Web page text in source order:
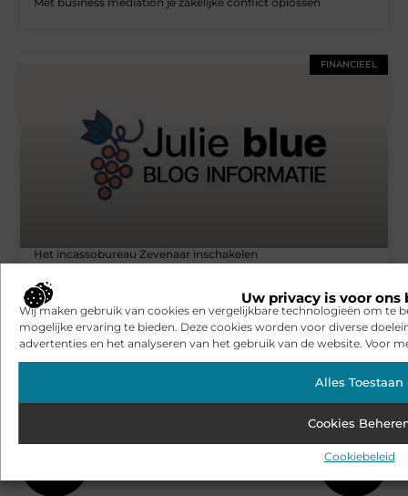
Uw privacy is voor
Wij maken gebruik van cookies en vergelijkbare technologieën om te
mogelijke ervaring te bieden. Deze cookies worden voor diverse
advertenties en het analyseren van het gebruik van de website. Voor
Alles Toestaan
Cookies
Cookiebeleid
FINANCIEEL
Het incassobureau Zevenaar inschakelen